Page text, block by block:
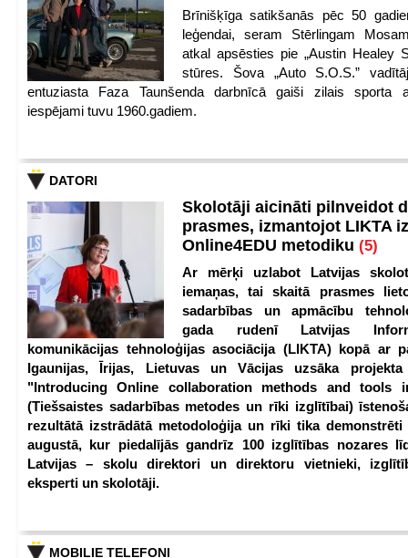
Brīnišķīga satikšanās pēc 50
leģendai, seram Stērlingam
atkal apsēsties pie „Austin Healey
stūres. Šova „Auto S.O.S.”
entuziasta Faza Taunšenda darbnīcā gaiši zilais sporta
iespējami tuvu 1960.gadiem.
DATORI
Skolotāji aicināti pilnveidot
prasmes, izmantojot LIKTA
Online4EDU metodiku (5)
Ar mērķi uzlabot Latvijas
iemaņas, tai skaitā prasmes
sadarbības un apmācību
gada rudenī Latvijas
komunikācijas tehnoloģijas asociācija (LIKTA) kopā ar
Igaunijas, Īrijas, Lietuvas un Vācijas uzsāka projekta
"Introducing Online collaboration methods and tools
(Tiešsaistes sadarbības metodes un rīki izglītībai)
rezultātā izstrādātā metodoloģija un rīki tika demonstrēti
augustā, kur piedalījās gandrīz 100 izglītības nozares
Latvijas – skolu direktori un direktoru vietnieki,
eksperti un skolotāji.
MOBILIE TELEFONI